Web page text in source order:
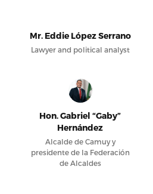
Mr. Eddie López Serrano
Lawyer and political analyst
Hon. Gabriel “Gaby”
Hernández
Alcalde de Camuy y
presidente de la Federación
de Alcaldes